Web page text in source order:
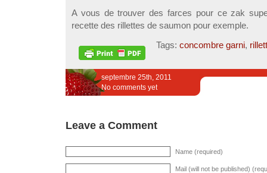
A vous de trouver des farces pour ce zak
recette des rillettes de saumon pour exemple.
Tags: concombre garni,
septembre 25th, 2011
No comments yet
Leave a Comment
Name (required)
Mail (will not be published)